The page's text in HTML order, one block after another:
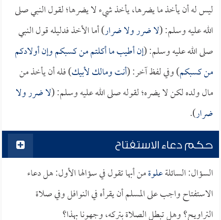
ليس له أن يأخذ ما يضرها، يأخذ شيء لا يضرها؛ لقول النبي صلى
الله عليه وسلم: (لا ضرر ولا ضرار) أما الأخذ فدليله قول النبي
صلى الله عليه وسلم: (إن أطيب ما أكلتم من كسبكم وإن أولادكم
من كسبكم) وفي لفظ آخر: (أنت ومالك لأبيك) فله أن يأخذ من
مال ولده لكن لا يضره؛ لقوله صلى الله عليه وسلم: (لا ضرر ولا
ضرار).
حكم دعاء الاستفتاح
السؤال: السائلةعلوةمن أبها تقول في سؤالها الأول: هل دعاء
الاستفتاح واجب على المسلم أن يقرأه في النوافل وفي صلاة
التراويح؟ وهل تبطل الصلاة بتركه، وجهونا بهذا؟